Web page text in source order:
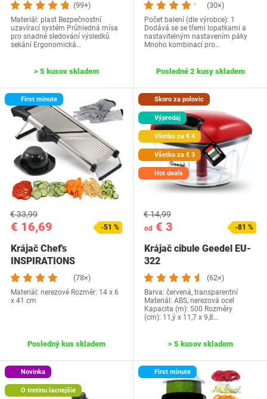
(99+)
Materiál: plast Bezpečnostní
uzavírací systém Průhledná mísa
pro snadné sledování výsledků
sekání Ergonomická…
> 5 kusov skladem
(30×)
Počet balení (dle výrobce): 1
Dodává se se třemi lopatkami a
nastavitelným nastavením páky
Mnoho kombinací pro…
Posledné 2 kusy skladem
First minute
€ 16,69
€ 33,99
-51 %
Krájač Chef's
INSPIRATIONS
(78×)
Materiál: nerezové Rozměr: 14 x 6
x 41 cm
Posledný kus skladem
Skoro za polovic
Výpredaj
Všetko za € 4
Všetko za € 3
Hot deals
od € 3
€ 14,99
-81 %
Krájač cibule Geedel EU-
322
(62×)
Barva: červená, transparentní
Materiál: ABS, nerezová ocel
Kapacita (m): 500 Rozměry
(cm): ‎11,ý x 11,7 x 9,8…
> 5 kusov skladem
Novinka
O tretinu lacnejšie
First minute